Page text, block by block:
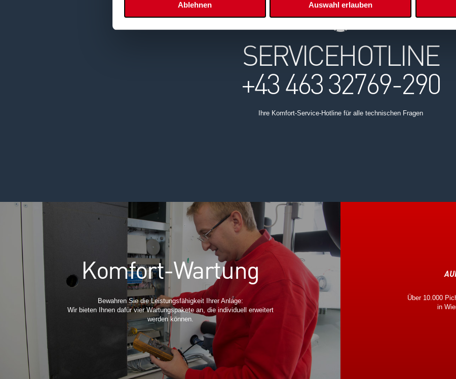
Ablehnen Auswahl erlauben
SERVICEHOTLINE
+43 463 32769-290
Ihre Komfort-Service-Hotline für alle technischen Fragen
Komfort-Wartung
Bewahren Sie die Leistungsfähigkeit Ihrer Anlage:
Wir bieten Ihnen dafür vier Wartungspakete an, die individuell erweitert
werden können.
Über 10.000
in